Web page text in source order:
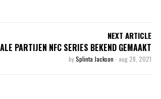
NEXT ARTICLE
PARTIJEN NFC SERIES BEKEND GEMAAKT
bySplinta Jackson - aug 28, 2021